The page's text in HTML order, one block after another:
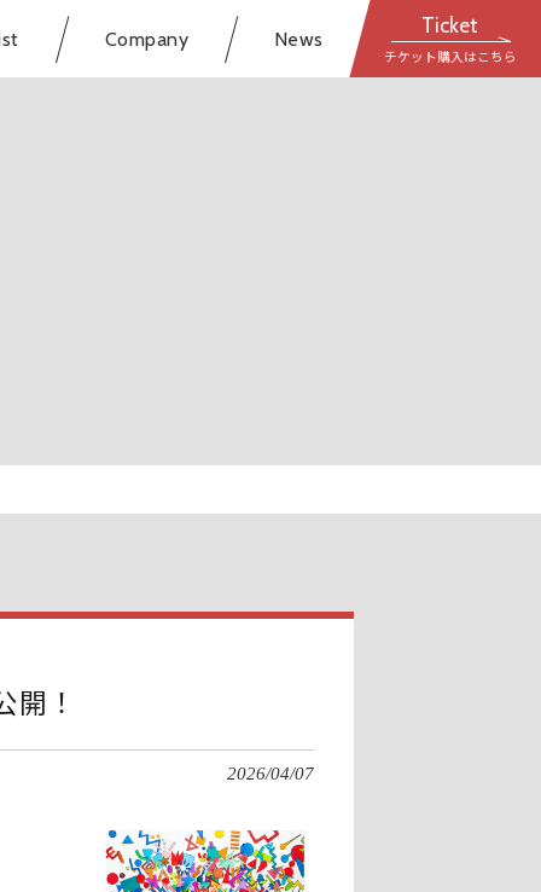
Company News
Ticket
チケット購入はこちら
！
2026/04/07